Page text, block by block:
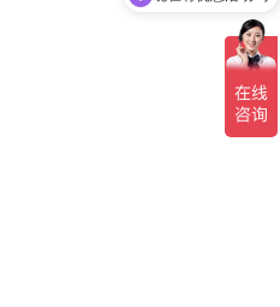
可以介绍下你们的产品么